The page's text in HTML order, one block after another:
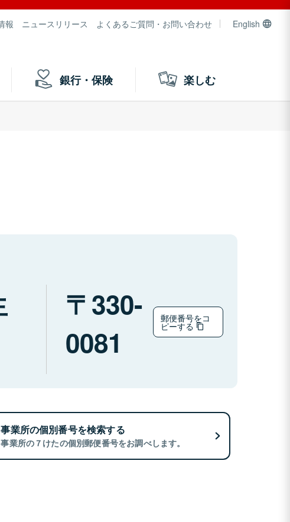
報 ニュースリリース よくあるご質問・お問い合わせ English
銀行・保険 楽しむ
330-
0081
郵便番号をコ
ピーする
事業所の個別番号を検索する
事業所の７けたの個別郵便番号をお調べします。